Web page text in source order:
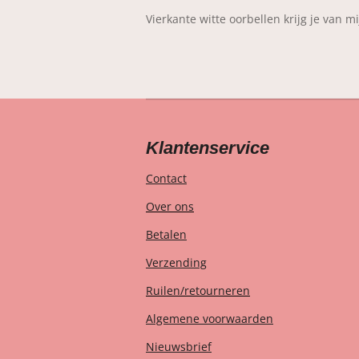
Vierkante witte oorbellen krijg je van
Klantenservice
Contact
Over ons
Betalen
Verzending
Ruilen/retourneren
Algemene voorwaarden
Nieuwsbrief